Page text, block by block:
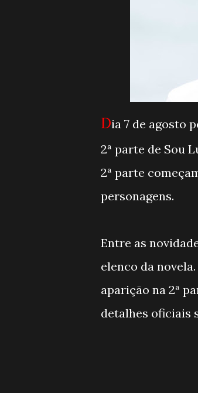
Dia 7 de agosto
2ª parte de Sou
2ª parte
personagens.
Entre as
elenco da
aparição na 2ª
detalhes oficiais